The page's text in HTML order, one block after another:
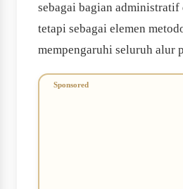
sebagai bagian administratif
tetapi sebagai elemen
mempengaruhi seluruh alur